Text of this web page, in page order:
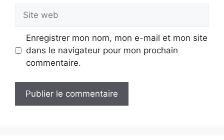
Site
web
Enregistrer mon nom, mon e-mail et mon site
dans le navigateur pour mon prochain
commentaire.